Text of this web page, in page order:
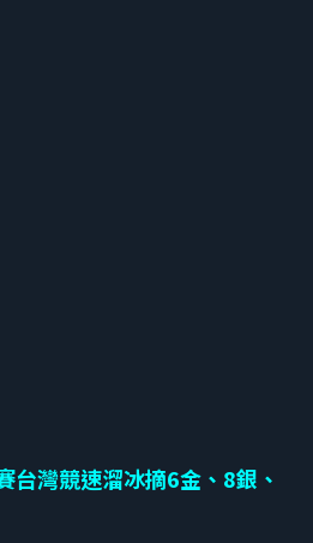
台灣競速溜冰摘6金、8銀、